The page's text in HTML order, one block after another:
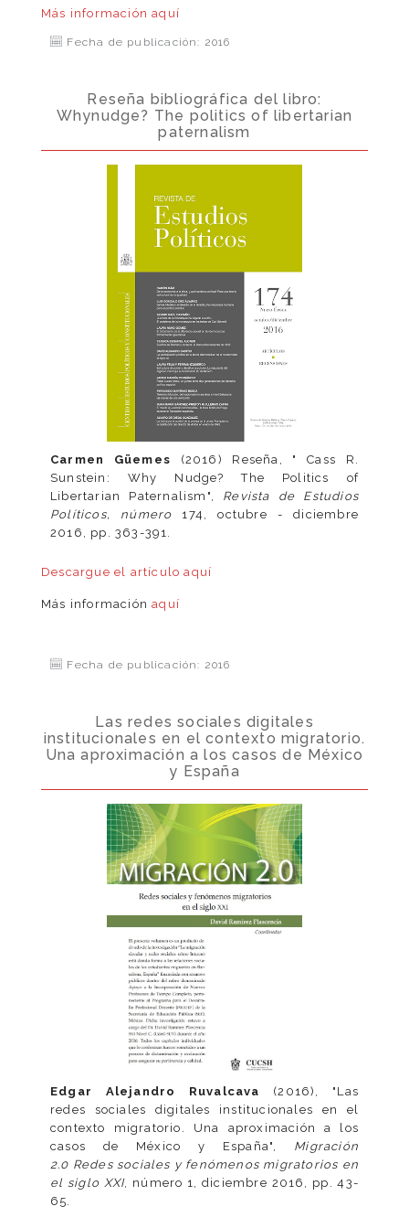
Más informaciónaquí
Fecha de publicación: 2016
Reseña bibliográfica del libro:
Whynudge? The politics of libertarian
paternalism
Carmen Güemes (2016)
Reseña, " Cass R.
Sunstein: Why Nudge? The Politics of
Libertarian Paternalism", Revista de Estudios
Políticos, número 174, octubre - diciembre
2016, pp. 363-391.
Descargue el artículoaquí
Más informaciónaquí
Fecha de publicación: 2016
Las redes sociales digitales
institucionales en el contexto migratorio.
Una aproximación a los casos de México
y España
Edgar Alejandro Ruvalcava (2016), "Las
redes sociales digitales institucionales en el
contexto migratorio. Una aproximación a los
casos de México y España", Migración
2.0 Redes sociales y fenómenos migratorios en
el siglo XXI, número 1, diciembre 2016, pp. 43-
65.